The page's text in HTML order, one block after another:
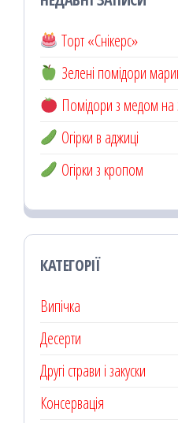
Торт «Снікерс»
Зелені помідори
Помідори з медом на
Огірки в аджиці
Огірки з кропом
КАТЕГОРІЇ
Випічка
Десерти
Другі страви і закуски
Консервація